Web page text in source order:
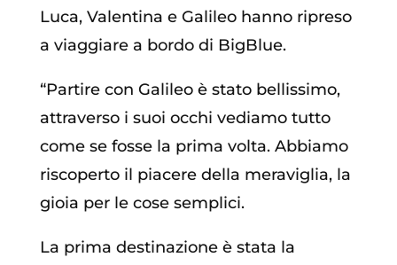
Luca, Valentina e Galileo hanno ripreso
a viaggiare a bordo di BigBlue.
“Partire con Galileo è stato bellissimo,
attraverso i suoi occhi vediamo tutto
come se fosse la prima volta. Abbiamo
riscoperto il piacere della meraviglia, la
gioia per le cose semplici.
La prima destinazione è stata la